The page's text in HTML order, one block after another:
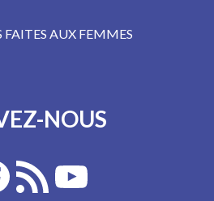
FAITES AUX FEMMES
NOUS